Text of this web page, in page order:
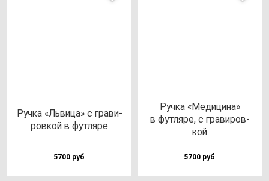
Руч­ка «Ль­ви­ца» с гра­ви­
ров­кой в фут­ля­ре
5700 руб
Руч­ка «Меди­ци­на»
в фут­ля­ре, с гра­ви­ров­
кой
5700 руб